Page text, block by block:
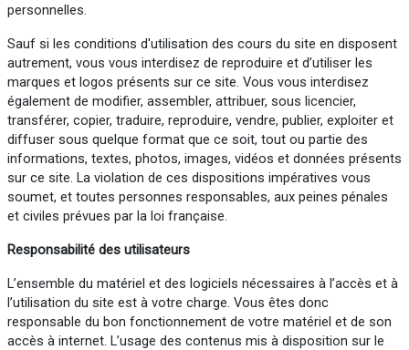
personnelles.
Sauf si les conditions d'utilisation des cours du site en disposent
autrement, vous vous interdisez de reproduire et d’utiliser les
marques et logos présents sur ce site. Vous vous interdisez
également de modifier, assembler, attribuer, sous licencier,
transférer, copier, traduire, reproduire, vendre, publier, exploiter et
diffuser sous quelque format que ce soit, tout ou partie des
informations, textes, photos, images, vidéos et données présents
sur ce site. La violation de ces dispositions impératives vous
soumet, et toutes personnes responsables, aux peines pénales
et civiles prévues par la loi française.
Responsabilité des utilisateurs
L’ensemble du matériel et des logiciels nécessaires à l’accès et à
l’utilisation du site est à votre charge. Vous êtes donc
responsable du bon fonctionnement de votre matériel et de son
accès à internet. L’usage des contenus mis à disposition sur le